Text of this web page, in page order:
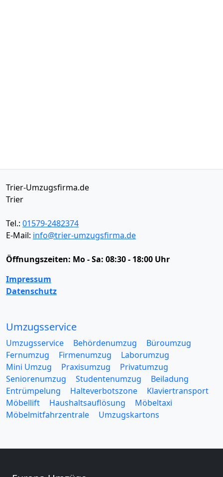
Trier-Umzugsfirma.de
Trier
Tel.: 01579-2482374
E-Mail: info@trier-umzugsfirma.de
Öffnungszeiten: Mo - Sa: 08:30 - 18:00 Uhr
Impressum
Datenschutz
Umzugsservice
Umzugsservice Behördenumzug
Büroumzug
Fernumzug
Firmenumzug
Laborumzug
Mini Umzug
Praxisumzug
Privatumzug
Seniorenumzug
Studentenumzug
Beiladung
Entrümpelung
Halteverbotszone
Klaviertransport
Möbellift
Haushaltsauflösung
Möbeltaxi
Möbelmitfahrzentrale
Umzugskartons